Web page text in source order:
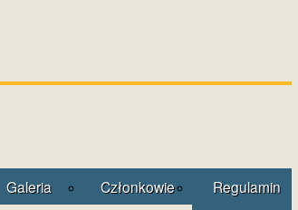
Galeria Członkowie
Regulamin